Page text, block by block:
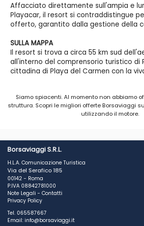
Affacciato direttamente sull'ampia e
Playacar, il resort si contraddistingue
offerto, garantito dalla gestione della
SULLA MAPPA
Il resort si trova a circa 55 km sud
all'interno del comprensorio turistico di
cittadina di Playa del Carmen con la
A COLPO D'OCCHIO
In prima linea sulla spiaggia, il resort ,
a tre piani dove si trovano le camere.
collegano i blocchi si arriva alla zona
all'ampia spiaggia.
SPIAGGIA E PISCINE
L'ampia e lunga spiaggia di sabbia
proprio di fronte al resort. Tre piscine di
acquatico, piscina per bambini e vasca
Lettini e teli mare sono disponibili su
Siamo spiacenti. Al momento non abbiamo
struttura. Scopri le migliori offerte Borsaviaggi
utilizzando il motore.
Borsaviaggi S.R.L.
H.L.A. Comunicazione Turistica
Via del Serafico 185
00142 - Roma
P.IVA 08842781000
Note Legali - Contatti
Privacy Policy
Tel. 065587667
Email: info@borsaviaggi.it